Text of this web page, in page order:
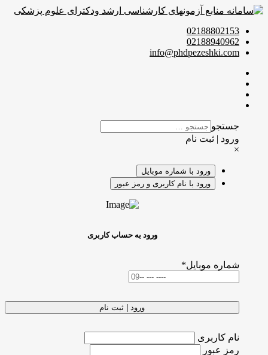
02188802153
02188940962
info@phdpezeshki.com
جستجو
ورود | ثبت نام
×
ورود با شماره موبایل
ورود با نام کاربری و رمز عبور
ورود به حساب کاربری
شماره موبایل*
ورود | ثبت نام
نام کاربری
رمز عبور